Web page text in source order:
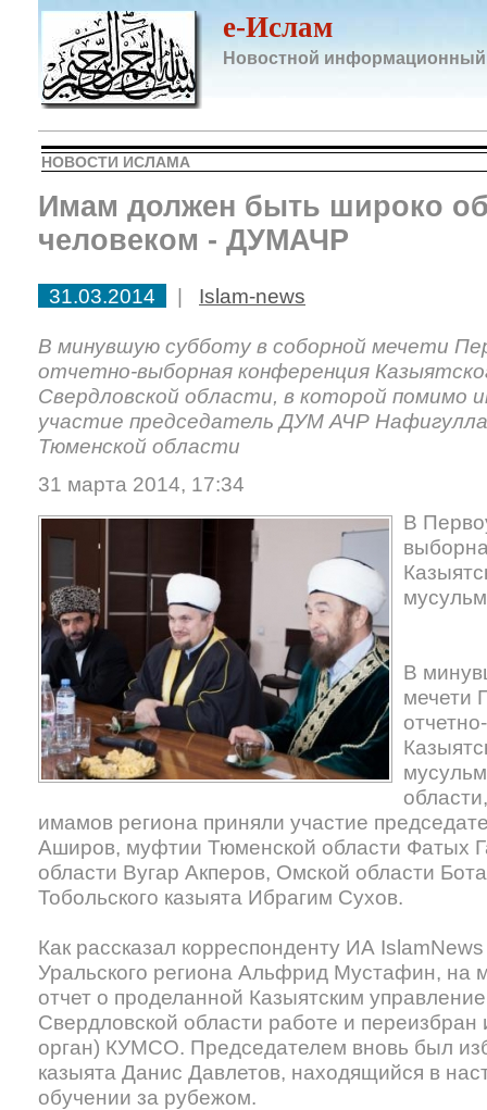
e-Ислам
Новостной информационный
НОВОСТИ ИСЛАМА
Имам должен быть широко
человеком - ДУМАЧР
31.03.2014 | Islam-news
В минувшую субботу в соборной мечети
отчетно-выборная конференция
Свердловской области, в которой помимо
участие председатель ДУМ АЧР
Тюменской области
31 марта 2014, 17:34
В
В
мечети
имамов региона приняли участие
Аширов, муфтии Тюменской области Фатых
области Вугар Акперов, Омской области
Тобольского казыята Ибрагим Сухов.
Как рассказал корреспонденту ИА
Уральского региона Альфрид Мустафин, на
отчет о проделанной Казыятским
Свердловской области работе и
орган) КУМСО. Председателем вновь был
казыята Данис Давлетов, находящийся в
обучении за рубежом.